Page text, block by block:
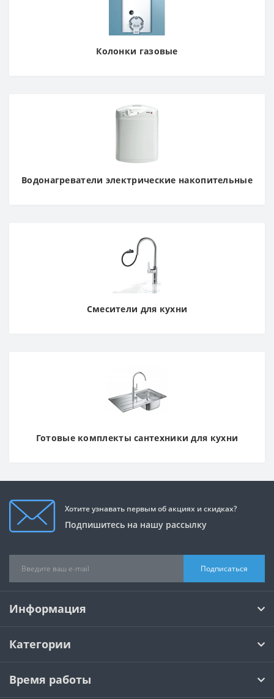
Колонки газовые
Водонагреватели электрические накопительные
Смесители для кухни
Готовые комплекты сантехники для кухни
Хотите узнавать первым об акциях и скидках?
Подпишитесь на нашу рассылку
Подписаться
Информация
Категории
Время работы